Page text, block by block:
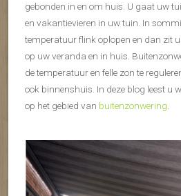
gebonden in en om huis. U gaat uw
en vakantievieren in uw tuin. In
temperatuur flink oplopen en dan zit
op uw veranda en in huis.
de temperatuur en felle zon te
ook binnenshuis. In deze blog leest u
op het gebied van buitenzonwering